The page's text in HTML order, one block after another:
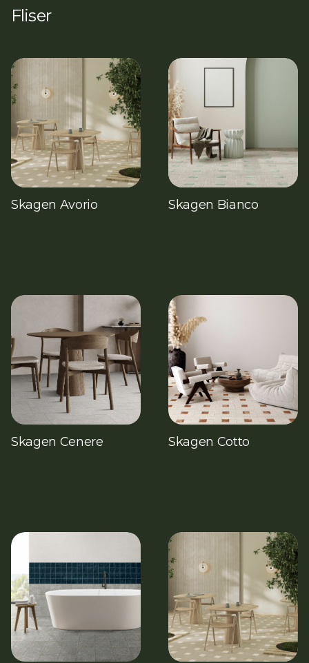
Fliser
Skagen Avorio Skagen Bianco
Skagen Cenere Skagen Cotto